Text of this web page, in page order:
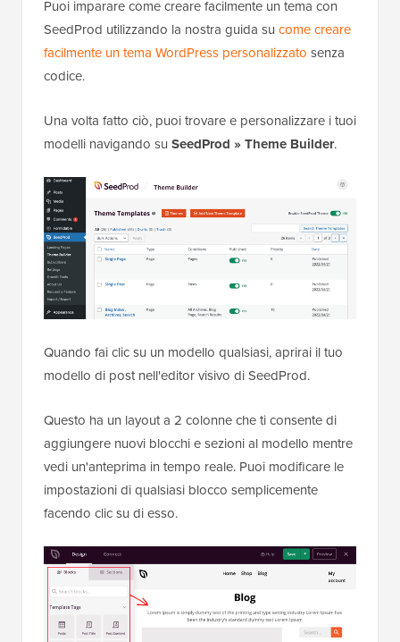
Puoi imparare come creare facilmente un tema con
SeedProd utilizzando la nostra guida su come creare
facilmente un tema WordPress personalizzato senza
codice.
Una volta fatto ciò, puoi trovare e personalizzare i tuoi
modelli navigando su SeedProd » Theme Builder.
Quando fai clic su un modello qualsiasi, aprirai il tuo
modello di post nell'editor visivo di SeedProd.
Questo ha un layout a 2 colonne che ti consente di
aggiungere nuovi blocchi e sezioni al modello mentre
vedi un'anteprima in tempo reale. Puoi modificare le
impostazioni di qualsiasi blocco semplicemente
facendo clic su di esso.